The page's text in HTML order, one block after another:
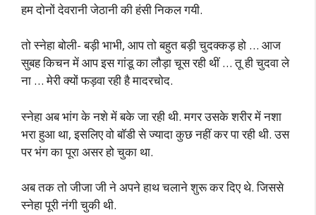
हम दोनों देवरानी जेठानी की हंसी निकल गयी.
तो स्नेहा बोली- बड़ी भाभी, आप तो बहुत बड़ी चुदक्कड़ हो … आज
सुबह किचन में आप इस गांडू का लौड़ा चूस रही थीं … तू ही चुदवा ले
ना … मेरी क्यों फड़वा रही है मादरचोद.
स्नेहा अब भांग के नशे में बके जा रही थी. मगर उसके शरीर में नशा
भरा हुआ था, इसलिए वो बॉडी से ज्यादा कुछ नहीं कर पा रही थी. उस
पर भंग का पूरा असर हो चुका था.
अब तक तो जीजा जी ने अपने हाथ चलाने शुरू कर दिए थे. जिससे
स्नेहा पूरी नंगी चुकी थी.